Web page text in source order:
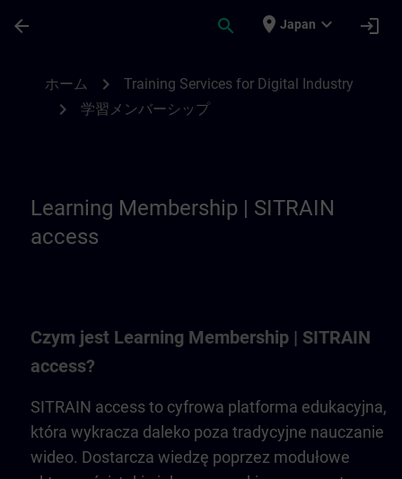
arrow_back search place Japan expand_more login
ホーム chevron_right Training Services for Digital Industry
chevron_right 学習メンバーシップ
Learning Membership | SITRAIN
access
Czym jest Learning Membership | SITRAIN
access?
SITRAIN access to cyfrowa platforma edukacyjna,
która wykracza daleko poza tradycyjne nauczanie
wideo. Dostarcza wiedzę poprzez modułowe